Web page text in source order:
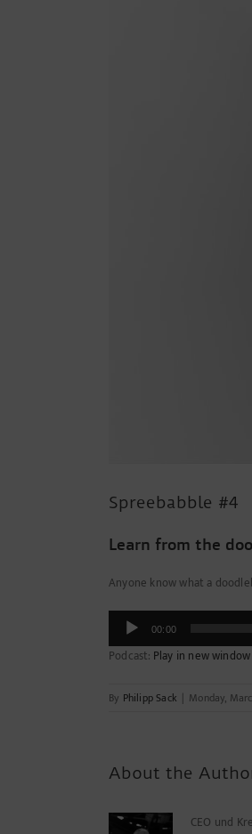
Spreebabble #4
Learn from the
Anyone know what a
Audio
Player
00:00
Podcast: Play in new window
By Philipp Sack | Monday,
About the
CEO und